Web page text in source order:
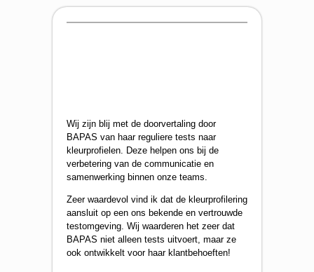
Wij zijn blij met de doorvertaling door
BAPAS van haar reguliere tests naar
kleurprofielen. Deze helpen ons bij de
verbetering van de communicatie en
samenwerking binnen onze teams.
Zeer waardevol vind ik dat de kleurprofilering
aansluit op een ons bekende en vertrouwde
testomgeving. Wij waarderen het zeer dat
BAPAS niet alleen tests uitvoert, maar ze
ook ontwikkelt voor haar klantbehoeften!